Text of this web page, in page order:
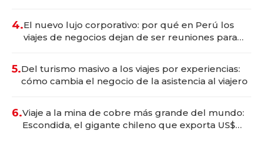
4.El nuevo lujo corporativo: por qué en Perú los
viajes de negocios dejan de ser reuniones para
5.Del turismo masivo a los viajes por experiencias:
cómo cambia el negocio de la asistencia al viajero
6.Viaje a la mina de cobre más grande del mundo:
Escondida, el gigante chileno que exporta US$